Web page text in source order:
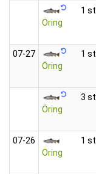
Öring
1 st
07‑27
Öring
1 st
Öring
3 st
07‑26
Öring
1 st